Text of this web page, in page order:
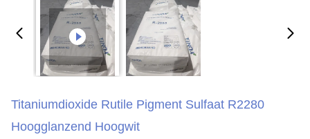
Titaniumdioxide Rutile Pigment Sulfaat R2280
Hoogglanzend Hoogwit